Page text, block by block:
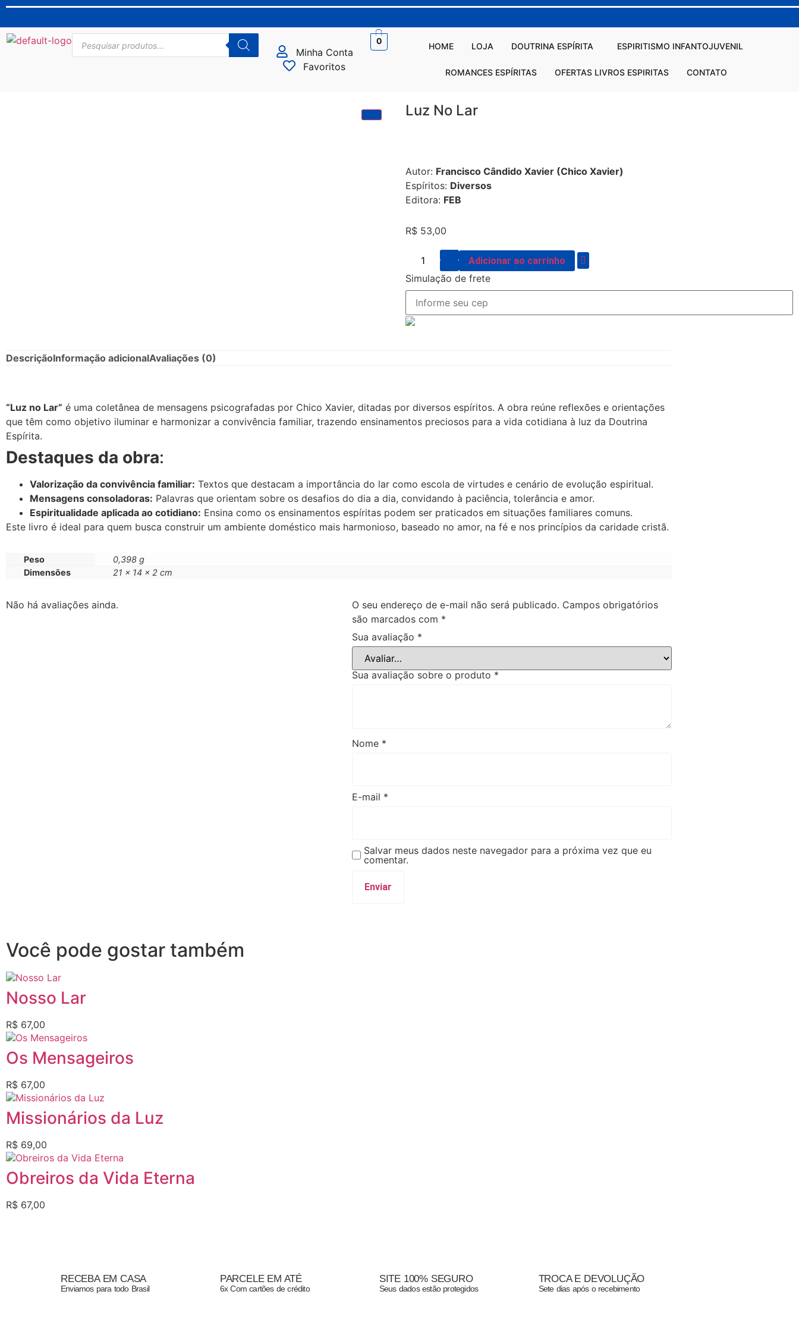
Minha Conta
Favoritos
0 HOME LOJA DOUTRINA ESPÍRITA ESPIRITISMO INFANTOJUVENIL
ROMANCES ESPÍRITAS OFERTAS LIVROS ESPIRITAS CONTATO
Luz No Lar
Autor: Francisco Cândido Xavier (Chico Xavier)
Espíritos: Diversos
Editora: FEB
R$ 53,00
Adicionar ao carrinho
Simulação de frete
DescriçãoInformação adicionalAvaliações (0)
“Luz no Lar” é uma coletânea de mensagens psicografadas por Chico Xavier, ditadas por diversos espíritos. A obra reúne reflexões e orientações
que têm como objetivo iluminar e harmonizar a convivência familiar, trazendo ensinamentos preciosos para a vida cotidiana à luz da Doutrina
Espírita.
Destaques da obra:
Valorização da convivência familiar: Textos que destacam a importância do lar como escola de virtudes e cenário de evolução espiritual.
Mensagens consoladoras: Palavras que orientam sobre os desafios do dia a dia, convidando à paciência, tolerância e amor.
Espiritualidade aplicada ao cotidiano: Ensina como os ensinamentos espíritas podem ser praticados em situações familiares comuns.
Este livro é ideal para quem busca construir um ambiente doméstico mais harmonioso, baseado no amor, na fé e nos princípios da caridade cristã.
Peso
0,398 g
Dimensões
21 × 14 × 2 cm
Não há avaliações ainda. O seu endereço de e-mail não será publicado. Campos obrigatórios
são marcados com *
Sua avaliação *
Sua avaliação sobre o produto *
Nome *
E-mail *
Salvar meus dados neste navegador para a próxima vez que eu
comentar.
Você pode gostar também
Nosso Lar
R$ 67,00
Os Mensageiros
R$ 67,00
Missionários da Luz
R$ 69,00
Obreiros da Vida Eterna
R$ 67,00
RECEBA EM CASA
Enviamos para todo Brasil
PARCELE EM ATÉ
6x Com cartões de crédito
SITE 100% SEGURO
Seus dados estão protegidos
TROCA E DEVOLUÇÃO
Sete dias após o recebimento